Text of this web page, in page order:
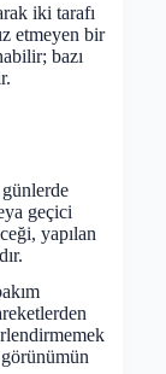
iki tarafı
etmeyen bir
bazı
geçici
yapılan